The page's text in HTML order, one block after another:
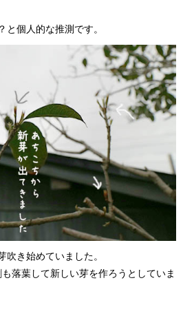
と個人的な推測です。
吹き始めていました。
落葉して新しい芽を作ろうとしていま